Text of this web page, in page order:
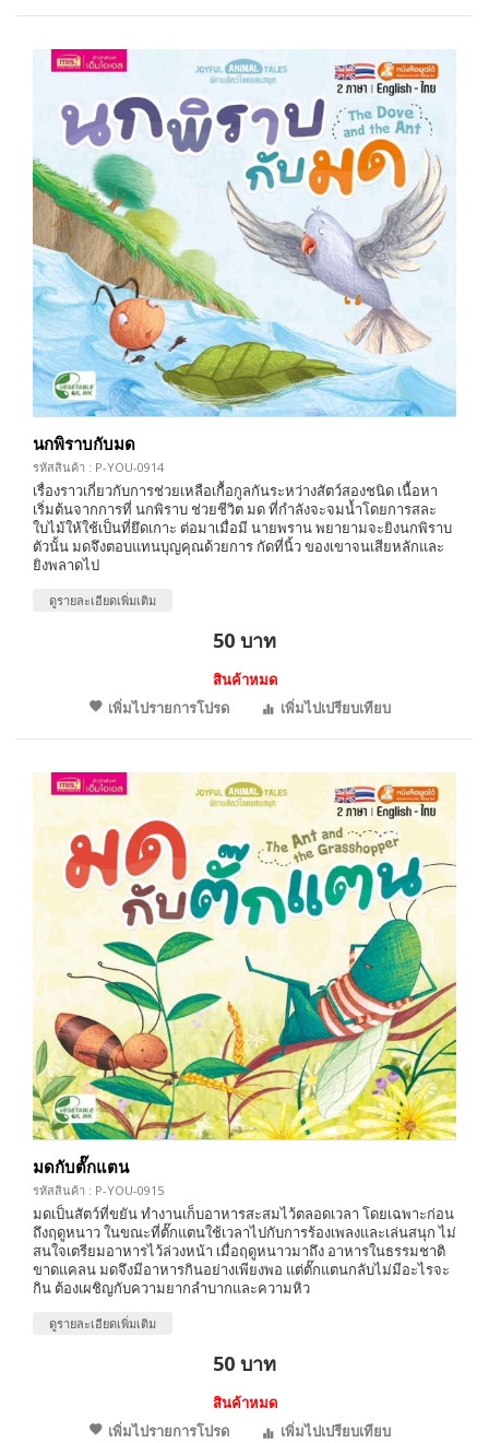
นกพิราบกับมด
รหัสสินค้า : P-YOU-0914
เรื่องราวเกี่ยวกับการช่วยเหลือเกื้อกูลกันระหว่างสัตว์สองชนิด เนื้อหา
เริ่มต้นจากการที่ นกพิราบ ช่วยชีวิต มด ที่กำลังจะจมน้ำโดยการสละ
ใบไม้ให้ใช้เป็นที่ยึดเกาะ ต่อมาเมื่อมี นายพราน พยายามจะยิงนกพิราบ
ตัวนั้น มดจึงตอบแทนบุญคุณด้วยการ กัดที่นิ้ว ของเขาจนเสียหลักและ
ยิงพลาดไป
ดูรายละเอียดเพิ่มเติม
50 บาท
สินค้าหมด
เพิ่มไปรายการโปรด
เพิ่มไปเปรียบเทียบ
มดกับตั๊กแตน
รหัสสินค้า : P-YOU-0915
มดเป็นสัตว์ที่ขยัน ทำงานเก็บอาหารสะสมไว้ตลอดเวลา โดยเฉพาะก่อน
ถึงฤดูหนาว ในขณะที่ตั๊กแตนใช้เวลาไปกับการร้องเพลงและเล่นสนุก ไม่
สนใจเตรียมอาหารไว้ล่วงหน้า เมื่อฤดูหนาวมาถึง อาหารในธรรมชาติ
ขาดแคลน มดจึงมีอาหารกินอย่างเพียงพอ แต่ตั๊กแตนกลับไม่มีอะไรจะ
กิน ต้องเผชิญกับความยากลำบากและความหิว
ดูรายละเอียดเพิ่มเติม
50 บาท
สินค้าหมด
เพิ่มไปรายการโปรด
เพิ่มไปเปรียบเทียบ